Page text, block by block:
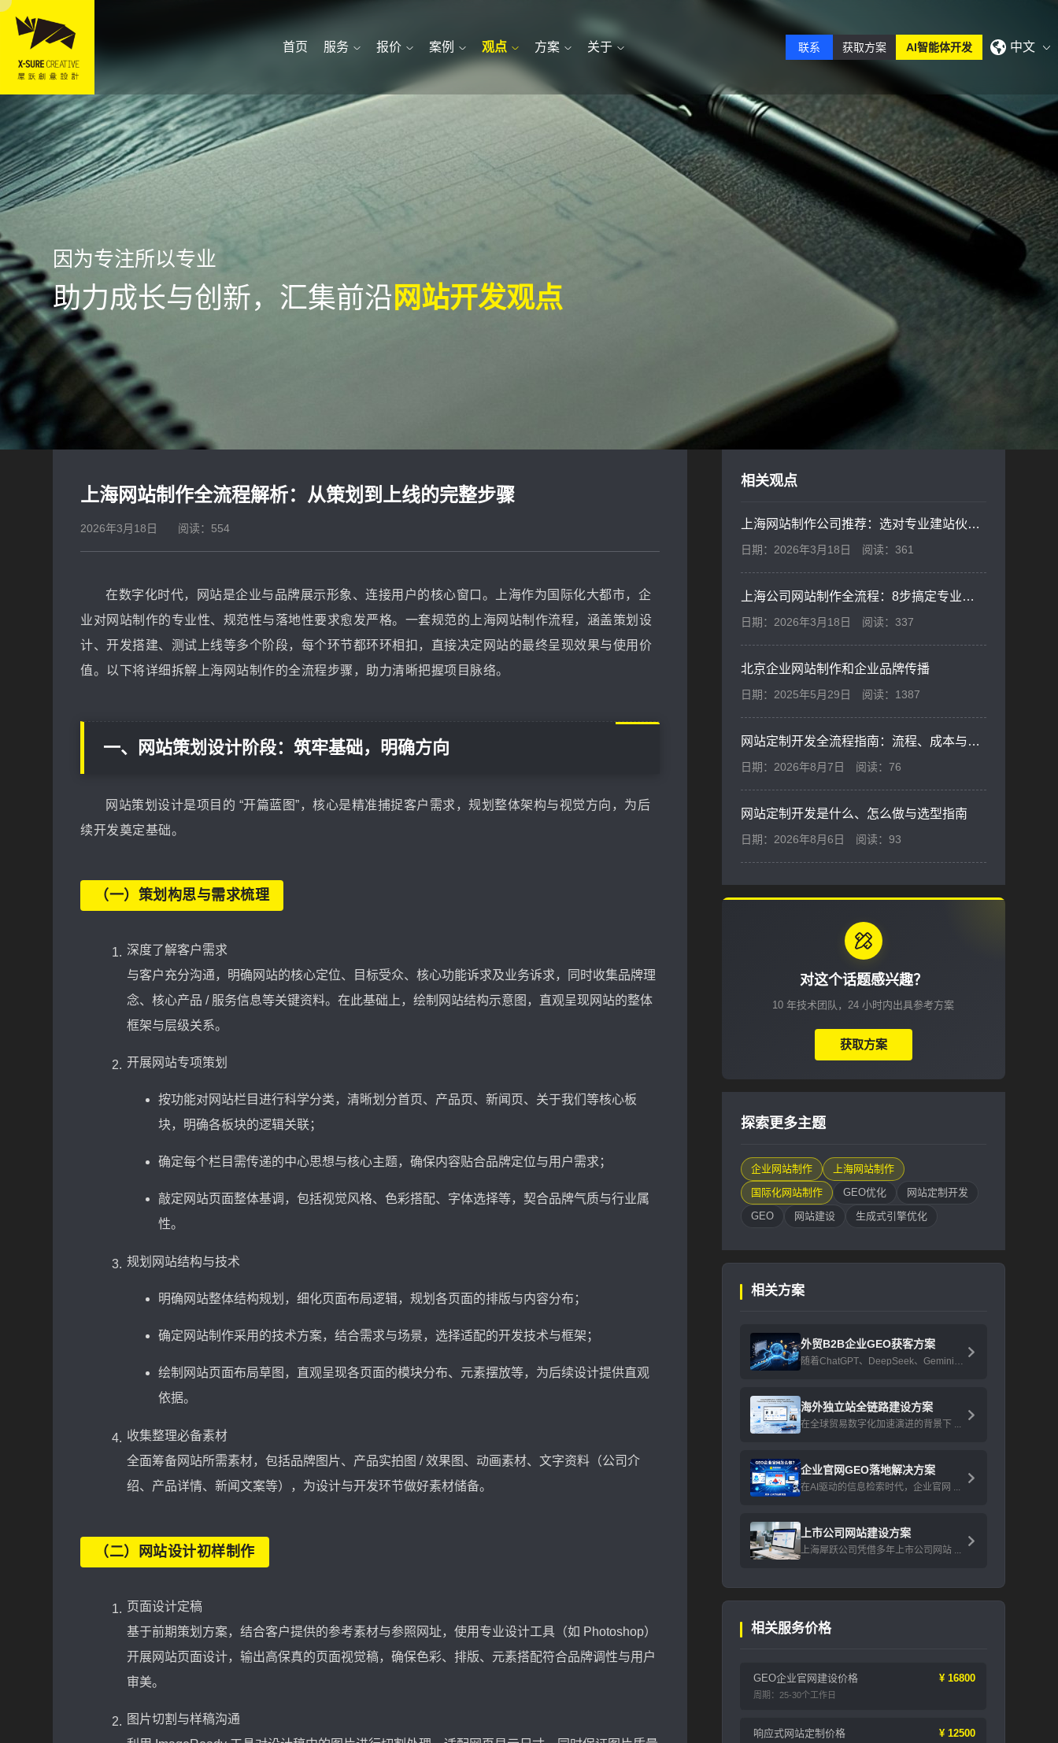
首页 服务 报价 案例 观点 方案 关于 联系 获取方案 AI智能体开发 中文
因为专注所以专业
助力成长与创新，汇集前沿 网站开发观点
上海网站制作全流程解析：从策划到上线的完整步骤
2026年3月18日 阅读：554
在数字化时代，网站是企业与品牌展示形象、连接用户的核心窗口。上海作为国际化大都市，企
业对网站制作的专业性、规范性与落地性要求愈发严格。一套规范的上海网站制作流程，涵盖策划设
计、开发搭建、测试上线等多个阶段，每个环节都环环相扣，直接决定网站的最终呈现效果与使用价
值。以下将详细拆解上海网站制作的全流程步骤，助力清晰把握项目脉络。
一、网站策划设计阶段：筑牢基础，明确方向
网站策划设计是项目的 “开篇蓝图”，核心是精准捕捉客户需求，规划整体架构与视觉方向，为后
续开发奠定基础。
（一）策划构思与需求梳理
深度了解客户需求
与客户充分沟通，明确网站的核心定位、目标受众、核心功能诉求及业务诉求，同时收集品牌理
念、核心产品 / 服务信息等关键资料。在此基础上，绘制网站结构示意图，直观呈现网站的整体
框架与层级关系。
开展网站专项策划
按功能对网站栏目进行科学分类，清晰划分首页、产品页、新闻页、关于我们等核心板
块，明确各板块的逻辑关联；
确定每个栏目需传递的中心思想与核心主题，确保内容贴合品牌定位与用户需求；
敲定网站页面整体基调，包括视觉风格、色彩搭配、字体选择等，契合品牌气质与行业属
性。
规划网站结构与技术
明确网站整体结构规划，细化页面布局逻辑，规划各页面的排版与内容分布；
确定网站制作采用的技术方案，结合需求与场景，选择适配的开发技术与框架；
绘制网站页面布局草图，直观呈现各页面的模块分布、元素摆放等，为后续设计提供直观
依据。
收集整理必备素材
全面筹备网站所需素材，包括品牌图片、产品实拍图 / 效果图、动画素材、文字资料（公司介
绍、产品详情、新闻文案等），为设计与开发环节做好素材储备。
（二）网站设计初样制作
页面设计定稿
基于前期策划方案，结合客户提供的参考素材与参照网址，使用专业设计工具（如 Photoshop）
开展网站页面设计，输出高保真的页面视觉稿，确保色彩、排版、元素搭配符合品牌调性与用户
审美。
图片切割与样稿沟通
相关观点
上海网站制作公司推荐：选对专业建站伙伴，轻松打造高效营销网站
日期：2026年3月18日 阅读：361
上海公司网站制作全流程：8步搞定专业企业官网
日期：2026年3月18日 阅读：337
北京企业网站制作和企业品牌传播
日期：2025年5月29日 阅读：1387
网站定制开发全流程指南：流程、成本与选型
日期：2026年8月7日 阅读：76
网站定制开发是什么、怎么做与选型指南
日期：2026年8月6日 阅读：93
对这个话题感兴趣？
10 年技术团队，24 小时内出具参考方案
获取方案
探索更多主题
企业网站制作
上海网站制作
国际化网站制作
GEO优化
网站定制开发
GEO
网站建设 生成式引擎优化
相关方案
外贸B2B企业GEO获客方案
海外独立站全链路建设方案
在全球贸易数字化加速演进的背景下 ...
企业官网GEO落地解决方案
在AI驱动的信息检索时代，企业官网 ...
上市公司网站建设方案
上海犀跃公司凭借多年上市公司网站 ...
相关服务价格
GEO企业官网建设价格 ¥ 16800
周期：25-30个工作日
响应式网站定制价格 ¥ 12500